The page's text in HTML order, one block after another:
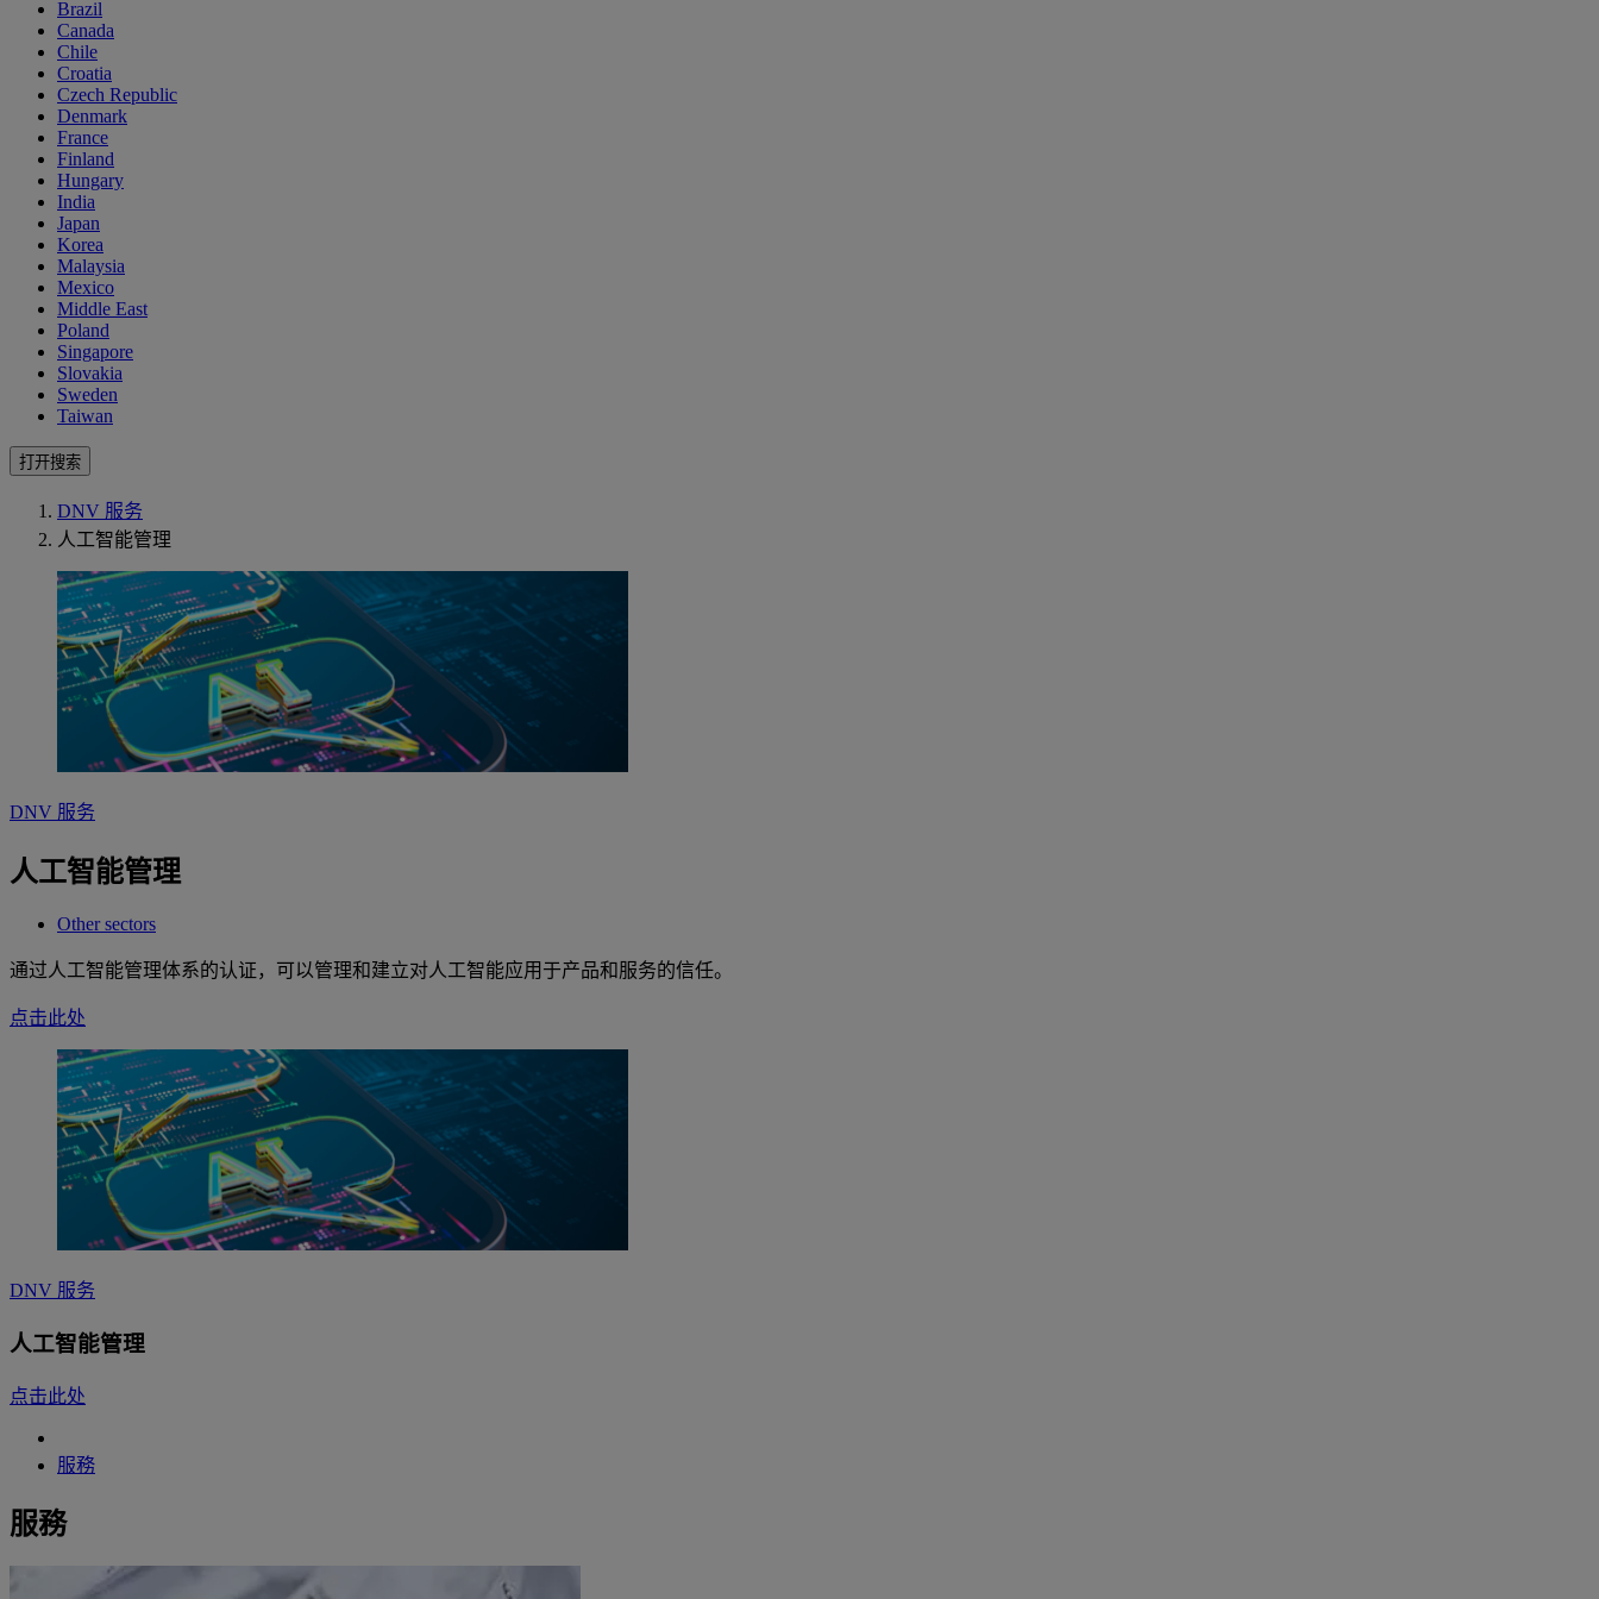
Brazil
Canada
Chile
Croatia
Czech Republic
Denmark
France
Finland
Hungary
India
Japan
Korea
Malaysia
Mexico
Middle East
Poland
Singapore
Slovakia
Sweden
Taiwan
打开搜索
DNV 服务
人工智能管理
DNV 服务
人工智能管理
Other sectors
通过人工智能管理体系的认证，可以管理和建立对人工智能应用于产品和服务的信任。
点击此处
DNV 服务
人工智能管理
点击此处
服務
服務